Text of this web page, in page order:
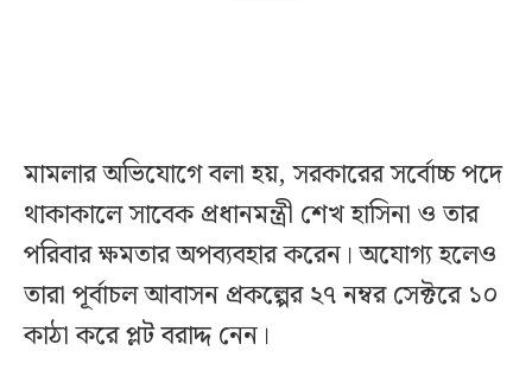
মামলার অভিযোগে বলা হয়, সরকারের সর্বোচ্চ পদে
থাকাকালে সাবেক প্রধানমন্ত্রী শেখ হাসিনা ও তার
পরিবার ক্ষমতার অপব্যবহার করেন। অযোগ্য হলেও
তারা পূর্বাচল আবাসন প্রকল্পের ২৭ নম্বর সেক্টরে ১০
কাঠা করে প্লট বরাদ্দ নেন।